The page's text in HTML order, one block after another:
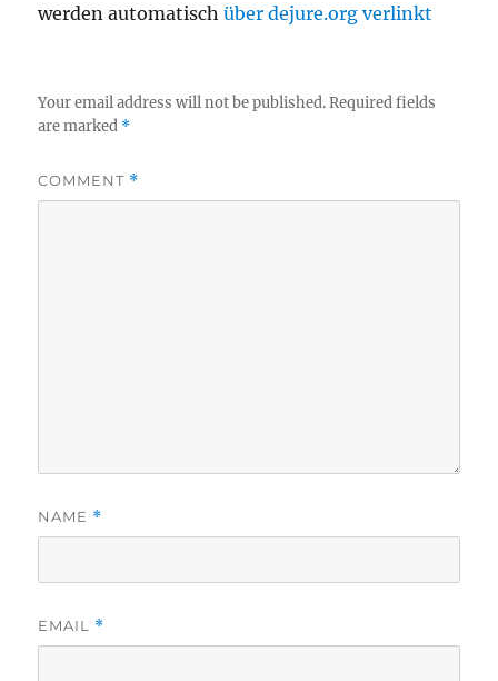
werden automatischüber dejure.org verlinkt
Your email address will not be published. Required fields
are marked *
COMMENT *
NAME *
EMAIL *